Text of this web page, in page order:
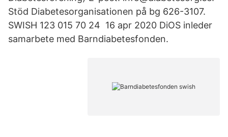
Stöd Diabetesorganisationen på bg 626-3107.
SWISH 123 015 70 24 16 apr 2020 DiOS inleder
samarbete med Barndiabetesfonden.